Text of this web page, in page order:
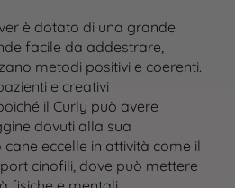
Cane
Gatto
personalizzate
è dotato di una grande
facile da addestrare,
metodi positivi e coerenti.
e creativi
il Curly può avere
dovuti alla sua
eccelle in attività come il
cinofili, dove può mettere